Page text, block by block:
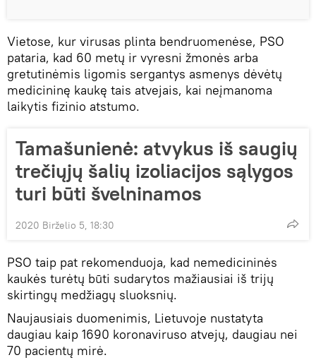
Vietose, kur virusas plinta bendruomenėse, PSO
pataria, kad 60 metų ir vyresni žmonės arba
gretutinėmis ligomis sergantys asmenys dėvėtų
medicininę kaukę tais atvejais, kai neįmanoma
laikytis fizinio atstumo.
Tamašunienė: atvykus iš saugių
trečiųjų šalių izoliacijos sąlygos
turi būti švelninamos
2020 Birželio 5, 18:30
PSO taip pat rekomenduoja, kad nemedicininės
kaukės turėtų būti sudarytos mažiausiai iš trijų
skirtingų medžiagų sluoksnių.
Naujausiais duomenimis, Lietuvoje nustatyta
daugiau kaip 1690 koronaviruso atvejų, daugiau nei
70 pacientų mirė.